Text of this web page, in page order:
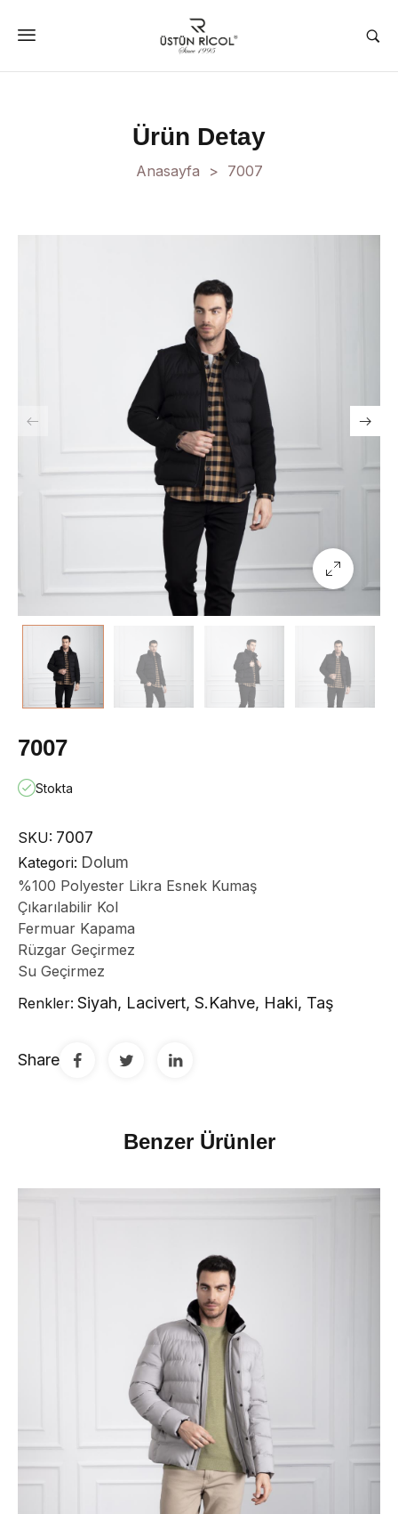
Ürün Detay
Anasayfa 7007
7007
Stokta
SKU: 7007
Kategori: Dolum
%100 Polyester Likra Esnek Kumaş
Çıkarılabilir Kol
Fermuar Kapama
Rüzgar Geçirmez
Su Geçirmez
Renkler: Siyah, Lacivert, S.Kahve, Haki, Taş
Share
Benzer Ürünler